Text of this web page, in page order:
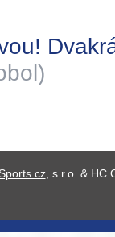
, s.r.o. & HC